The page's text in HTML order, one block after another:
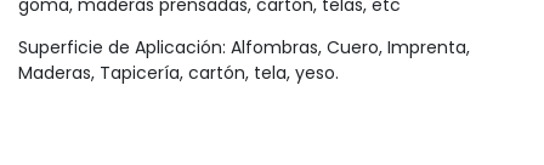
Superficie de Aplicación: Alfombras, Cuero, Imprenta,
Maderas, Tapicería, cartón, tela, yeso.